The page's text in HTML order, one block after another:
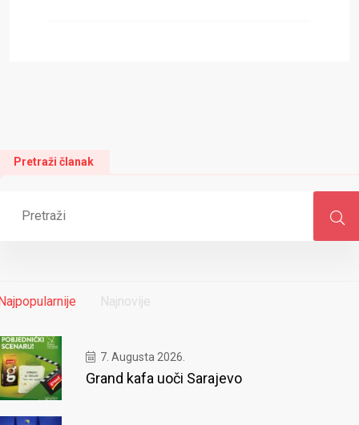
Pretraži članak
Najnovije
7. Augusta 2026.
Grand kafa uoči Sarajevo